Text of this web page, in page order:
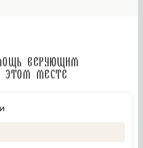
верующим
этом месте